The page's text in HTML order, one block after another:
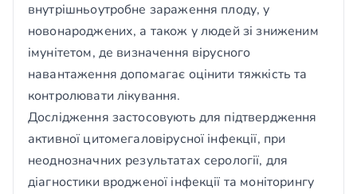
внутрішньоутробне зараження плоду, у
новонароджених, а також у людей зі зниженим
імунітетом, де визначення вірусного
навантаження допомагає оцінити тяжкість та
контролювати лікування.
Дослідження застосовують для підтвердження
активної цитомегаловірусної інфекції, при
неоднозначних результатах серології, для
діагностики вродженої інфекції та моніторингу